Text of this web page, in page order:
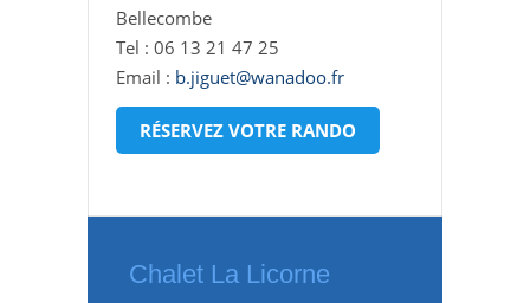
Bellecombe
Tel : 06 13 21 47 25
Email : b.jiguet@wanadoo.fr
RÉSERVEZ VOTRE RANDO
Chalet La Licorne